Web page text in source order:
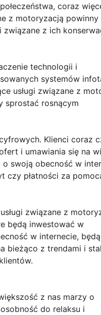
coraz
z motoryzacją powinny
z ich
technologii i
systemów
usługi związane z
sprostać rosnącym
Klienci coraz
i umawiania się na
swoją obecność w
czy płatności za
związane z
będą inwestować w
w internecie, będą
bieżąco z trendami i
z nas marzy o
do relaksu i